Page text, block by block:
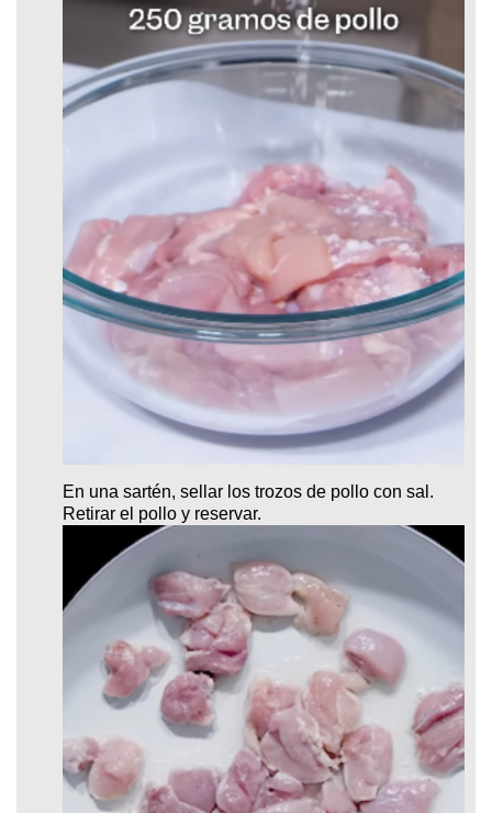
En una sartén, sellar los trozos de pollo con sal.
Retirar el pollo y reservar.